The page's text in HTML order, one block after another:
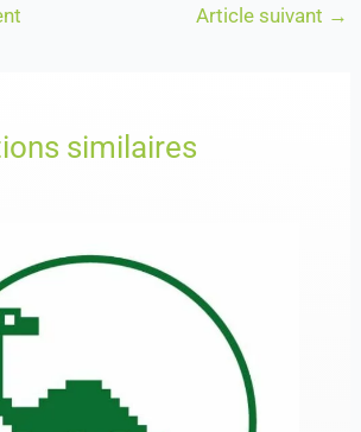
Article suivant →
similaires